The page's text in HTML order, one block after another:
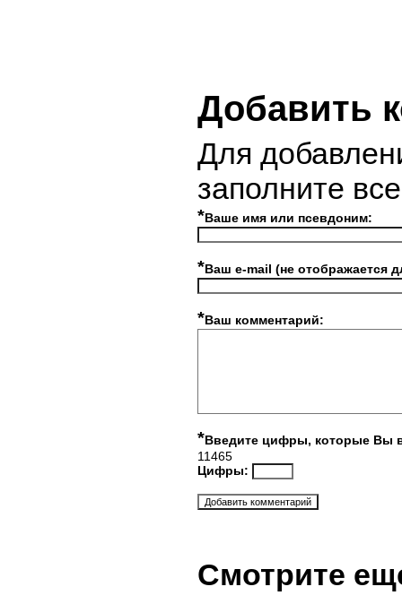
Добавить
Для
заполните
*Ваше имя или псевдоним:
*Ваш e-mail (не отображается
*Ваш комментарий:
*Введите цифры, которые Вы
11465
Цифры:
Смотрите